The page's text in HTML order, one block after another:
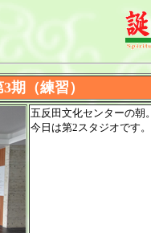
期（練習）
五反田文化センターの朝。
今日は第2スタジオです。